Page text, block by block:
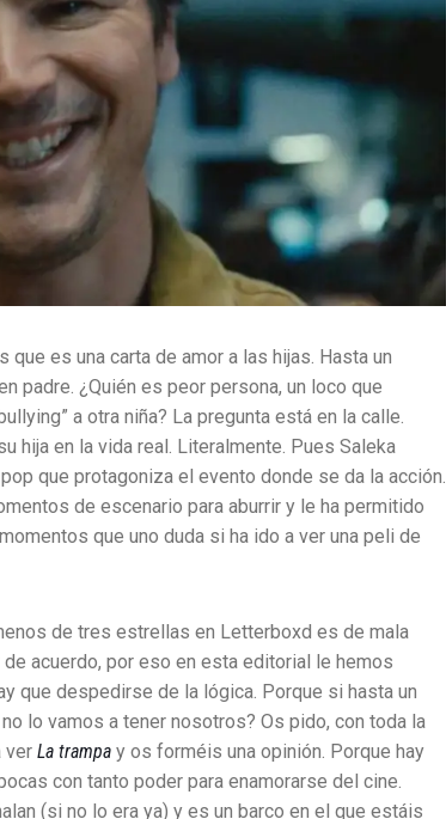
que es una carta de amor a las hijas. Hasta un
padre. ¿Quién es peor persona, un loco que
a otra niña? La pregunta está en la calle.
hija en la vida real. Literalmente. Pues Saleka
que protagoniza el evento donde se da la acción.
de escenario para aburrir y le ha permitido
que uno duda si ha ido a ver una peli de
de tres estrellas en Letterboxd es de mala
acuerdo, por eso en esta editorial le hemos
que despedirse de la lógica. Porque si hasta un
lo vamos a tener nosotros? Os pido, con toda la
ver La trampa y os forméis una opinión. Porque hay
con tanto poder para enamorarse del cine.
(si no lo era ya) y es un barco en el que estáis